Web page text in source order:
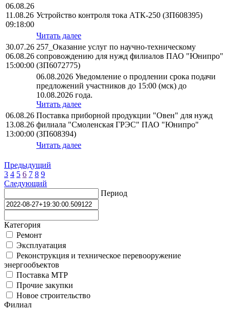
06.08.26
11.08.26
09:18:00
Устройство контроля тока АТК-250 (ЗП608395)
Читать далее
30.07.26
06.08.26
15:00:00
257_Оказание услуг по научно-техническому
сопровождению для нужд филиалов ПАО "Юнипро"
(ЗП6072775)
06.08.2026 Уведомление о продлении срока подачи
предложений участников до 15:00 (мск) до
10.08.2026 года.
Читать далее
06.08.26
13.08.26
13:00:00
Поставка приборной продукции "Овен" для нужд
филиала "Смоленская ГРЭС" ПАО "Юнипро"
(ЗП608394)
Читать далее
Предыдущий
3 4 5 6 7 8 9
Следующий
Период
Категория
Ремонт
Эксплуатация
Реконструкция и техническое перевооружение
энергообъектов
Поставка МТР
Прочие закупки
Новое строительство
Филиал